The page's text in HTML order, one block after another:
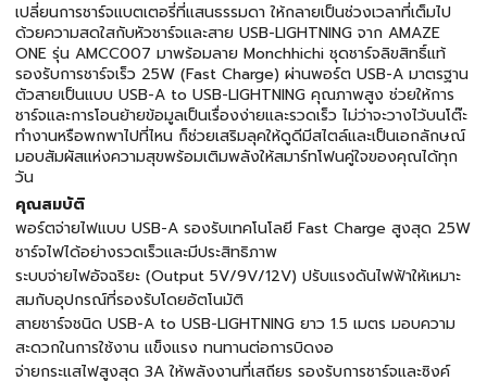
เปลี่ยนการชาร์จแบตเตอรี่ที่แสนธรรมดา ให้กลายเป็นช่วงเวลาที่เต็มไป
ด้วยความสดใสกับหัวชาร์จและสาย USB-LIGHTNING จาก AMAZE
ONE รุ่น AMCC007 มาพร้อมลาย Monchhichi ชุดชาร์จลิขสิทธิ์แท้
รองรับการชาร์จเร็ว 25W (Fast Charge) ผ่านพอร์ต USB-A มาตรฐาน
ตัวสายเป็นแบบ USB-A to USB-LIGHTNING คุณภาพสูง ช่วยให้การ
ชาร์จและการโอนย้ายข้อมูลเป็นเรื่องง่ายและรวดเร็ว ไม่ว่าจะวางไว้บนโต๊ะ
ทำงานหรือพกพาไปที่ไหน ก็ช่วยเสริมลุคให้ดูดีมีสไตล์และเป็นเอกลักษณ์
มอบสัมผัสแห่งความสุขพร้อมเติมพลังให้สมาร์ทโฟนคู่ใจของคุณได้ทุก
วัน
คุณสมบัติ
พอร์ตจ่ายไฟแบบ USB-A รองรับเทคโนโลยี Fast Charge สูงสุด 25W
ชาร์จไฟได้อย่างรวดเร็วและมีประสิทธิภาพ
ระบบจ่ายไฟอัจฉริยะ (Output 5V/9V/12V) ปรับแรงดันไฟฟ้าให้เหมาะ
สมกับอุปกรณ์ที่รองรับโดยอัตโนมัติ
สายชาร์จชนิด USB-A to USB-LIGHTNING ยาว 1.5 เมตร มอบความ
สะดวกในการใช้งาน แข็งแรง ทนทานต่อการบิดงอ
จ่ายกระแสไฟสูงสุด 3A ให้พลังงานที่เสถียร รองรับการชาร์จและซิงค์